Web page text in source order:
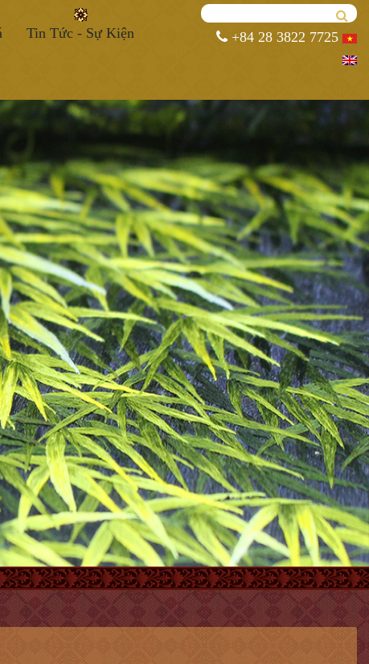
Tin Tức - Sự Kiện +84 28 3822 7725